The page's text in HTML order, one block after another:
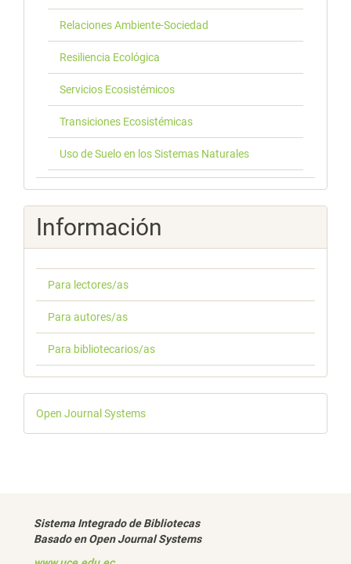
Relaciones Ambiente-Sociedad
Resiliencia Ecológica
Servicios Ecosistémicos
Transiciones Ecosistémicas
Uso de Suelo en los Sistemas Naturales
Información
Para lectores/as
Para autores/as
Para bibliotecarios/as
Desarrollado
por
Open Journal Systems
Sistema Integrado de Bibliotecas
Basado en Open Journal Systems